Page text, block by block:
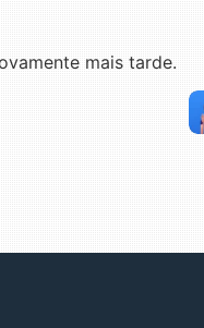
mais tarde.